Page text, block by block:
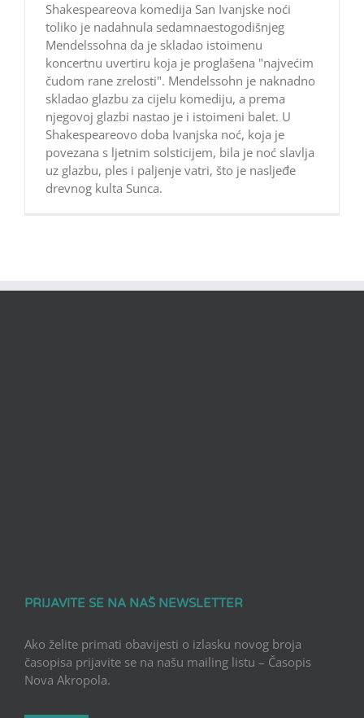
Shakespeareova komedija San Ivanjske noći
toliko je nadahnula sedamnaestogodišnjeg
Mendelssohna da je skladao istoimenu
koncertnu uvertiru koja je proglašena "najvećim
čudom rane zrelosti". Mendelssohn je naknadno
skladao glazbu za cijelu komediju, a prema
njegovoj glazbi nastao je i istoimeni balet. U
Shakespeareovo doba Ivanjska noć, koja je
povezana s ljetnim solsticijem, bila je noć slavlja
uz glazbu, ples i paljenje vatri, što je nasljeđe
drevnog kulta Sunca.
PRIJAVITE SE NA NAŠ NEWSLETTER
Ako želite primati obavijesti o izlasku novog broja
časopisa prijavite se na našu mailing listu – Časopis
Nova Akropola.